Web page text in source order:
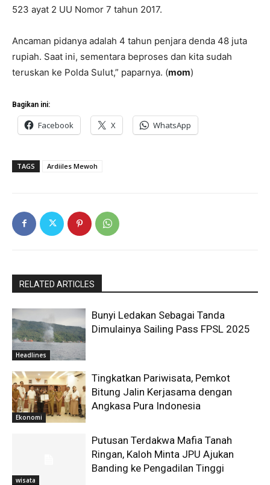
523 ayat 2 UU Nomor 7 tahun 2017.
Ancaman pidanya adalah 4 tahun penjara denda 48 juta
rupiah. Saat ini, sementara beproses dan kita sudah
teruskan ke Polda Sulut,” paparnya. (mom)
Bagikan ini:
Facebook X WhatsApp
TAGS Ardiiles Mewoh
RELATED ARTICLES
Headlines
Bunyi Ledakan Sebagai Tanda
Dimulainya Sailing Pass FPSL 2025
Ekonomi
Tingkatkan Pariwisata, Pemkot
Bitung Jalin Kerjasama dengan
Angkasa Pura Indonesia
wisata
Putusan Terdakwa Mafia Tanah
Ringan, Kaloh Minta JPU Ajukan
Banding ke Pengadilan Tinggi